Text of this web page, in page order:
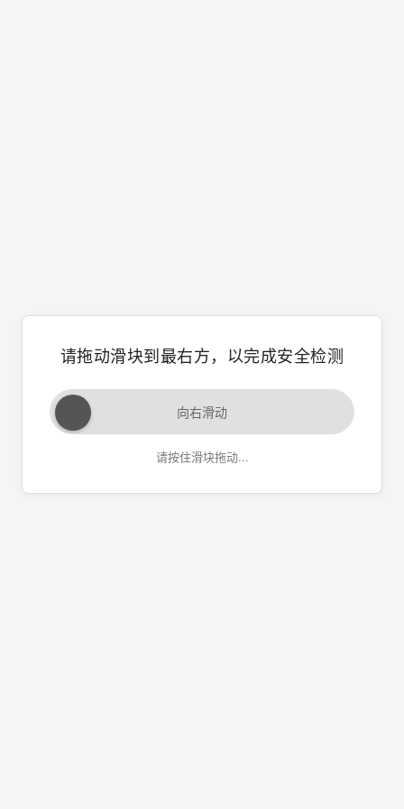
请拖动滑块到最右方，以完成安全检测
向右滑动
请按住滑块拖动...